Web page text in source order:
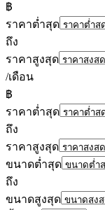
฿
ราคาต่ำสุด
ถึง
ราคาสูงสุด
/เดือน
฿
ราคาต่ำสุด
ถึง
ราคาสูงสุด
ขนาดต่ำสุด
ถึง
ขนาดสูงสุด